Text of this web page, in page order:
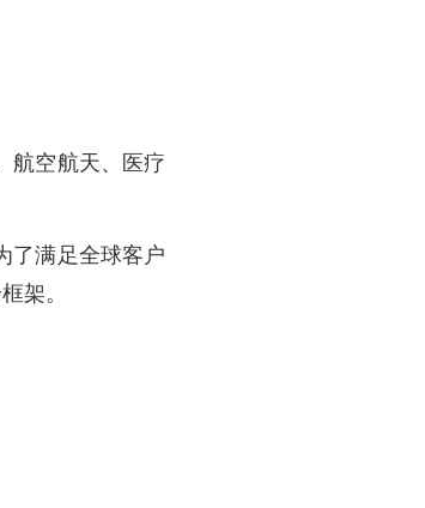
航空航天、医疗
了满足全球客户
架。